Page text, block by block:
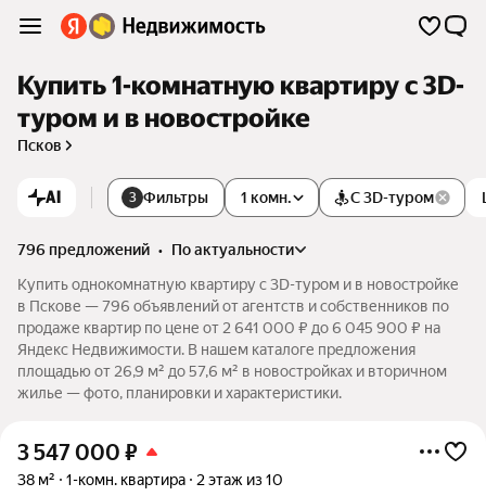
Купить 1-комнатную квартиру c 3D-
туром и в новостройке
Псков
AI 3 Фильтры 1 комн. С 3D-туром
796 предложений •
по актуальности
Купить однокомнатную квартиру c 3D-туром и в новостройке
в Пскове — 796 объявлений от агентств и собственников по
продаже квартир по цене от 2 641 000 ₽ до 6 045 900 ₽ на
Яндекс Недвижимости. В нашем каталоге предложения
площадью от 26,9 м² до 57,6 м² в новостройках и вторичном
жилье — фото, планировки и характеристики.
3 547 000 ₽
38 м² 1-комн. квартира 2 этаж из 10